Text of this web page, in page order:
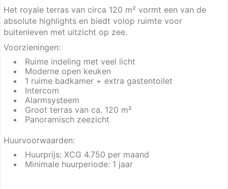
Het royale terras van circa 120 m² vormt een van de
absolute highlights en biedt volop ruimte voor
buitenleven met uitzicht op zee.
Voorzieningen:
Ruime indeling met veel licht
Moderne open keuken
1 ruime badkamer + extra gastentoilet
Intercom
Alarmsysteem
Groot terras van ca. 120 m²
Panoramisch zeezicht
Huurvoorwaarden:
Huurprijs: XCG 4.750 per maand
Minimale huurperiode: 1 jaar